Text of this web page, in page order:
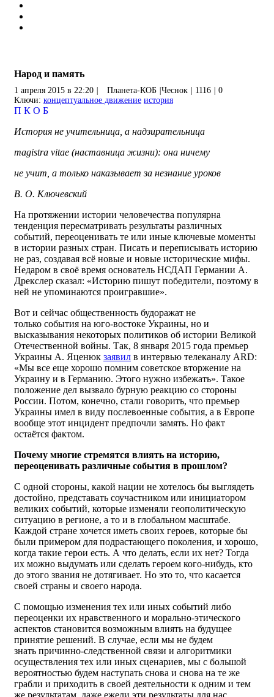
Народ и память
1 апреля 2015 в 22:20 Планета-КОБ Чеснок 1116
0
Ключи: концептуальное движение история
П К О Б
История не учительница, а надзирательница
magistra vitae (наставница жизни): она ничему
не учит, а только наказывает за незнание уроков
В. О. Ключевский
На протяжении истории человечества популярна
тенденция пересматривать результаты различных
событий, переоценивать те или иные ключевые моменты
в истории разных стран. Писать и переписывать историю
не раз, создавая всё новые и новые исторические мифы.
Недаром в своё время основатель НСДАП Германии А.
Дрекслер сказал: «Историю пишут победители, поэтому в
ней не упоминаются проигравшие».
Вот и сейчас общественность будоражат не
только события на юго-востоке Украины, но и
высказывания некоторых политиков об истории Великой
Отечественной войны. Так, 8 января 2015 года премьер
Украины А. Яценюк заявил в интервью телеканалу ARD:
«Мы все еще хорошо помним советское вторжение на
Украину и в Германию. Этого нужно избежать». Такое
положение дел вызвало бурную реакцию со стороны
России. Потом, конечно, стали говорить, что премьер
Украины имел в виду послевоенные события, а в Европе
вообще этот инцидент предпочли замять. Но факт
остаётся фактом.
Почему многие стремятся влиять на историю,
переоценивать различные события в прошлом?
С одной стороны, какой нации не хотелось бы выглядеть
достойно, представать соучастником или инициатором
великих событий, которые изменяли геополитическую
ситуацию в регионе, а то и в глобальном масштабе.
Каждой стране хочется иметь своих героев, которые бы
были примером для подрастающего поколения, и хорошо,
когда такие герои есть. А что делать, если их нет? Тогда
их можно выдумать или сделать героем кого-нибудь, кто
до этого звания не дотягивает. Но это то, что касается
своей страны и своего народа.
С помощью изменения тех или иных событий либо
переоценки их нравственного и морально-этического
аспектов становится возможным влиять на будущее
принятие решений. В случае, если мы не будем
знать причинно-следственной связи и алгоритмики
осуществления тех или иных сценариев, мы с большой
вероятностью будем наступать снова и снова на те же
грабли и приходить в своей деятельности к одним и тем
же результатам, даже ежели эти результаты для нас